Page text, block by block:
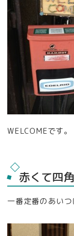
WELCOMEです。
赤くて四
一番定番のあいつ